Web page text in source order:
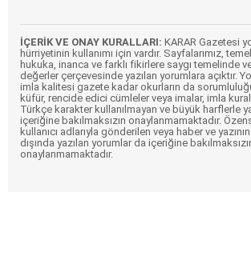
İÇERİK VE ONAY KURALLARI: KARAR Gazetesi
hürriyetinin kullanımı için vardır. Sayfalarımız,
hukuka, inanca ve farklı fikirlere saygı temelinde
değerler çerçevesinde yazılan yorumlara açıktır.
imla kalitesi gazete kadar okurların da
küfür, rencide edici cümleler veya imalar, imla
Türkçe karakter kullanılmayan ve büyük harflerle
içeriğine bakılmaksızın onaylanmamaktadır.
kullanıcı adlarıyla gönderilen veya haber ve
dışında yazılan yorumlar da içeriğine
onaylanmamaktadır.